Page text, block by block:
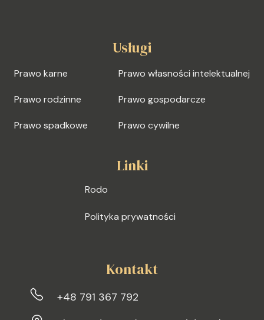
Usługi
Prawo karne
Prawo rodzinne
Prawo spadkowe
Prawo własności intelektualnej
Prawo gospodarcze
Prawo cywilne
Linki
Rodo
Polityka prywatności
Kontakt
+48 791 367 792